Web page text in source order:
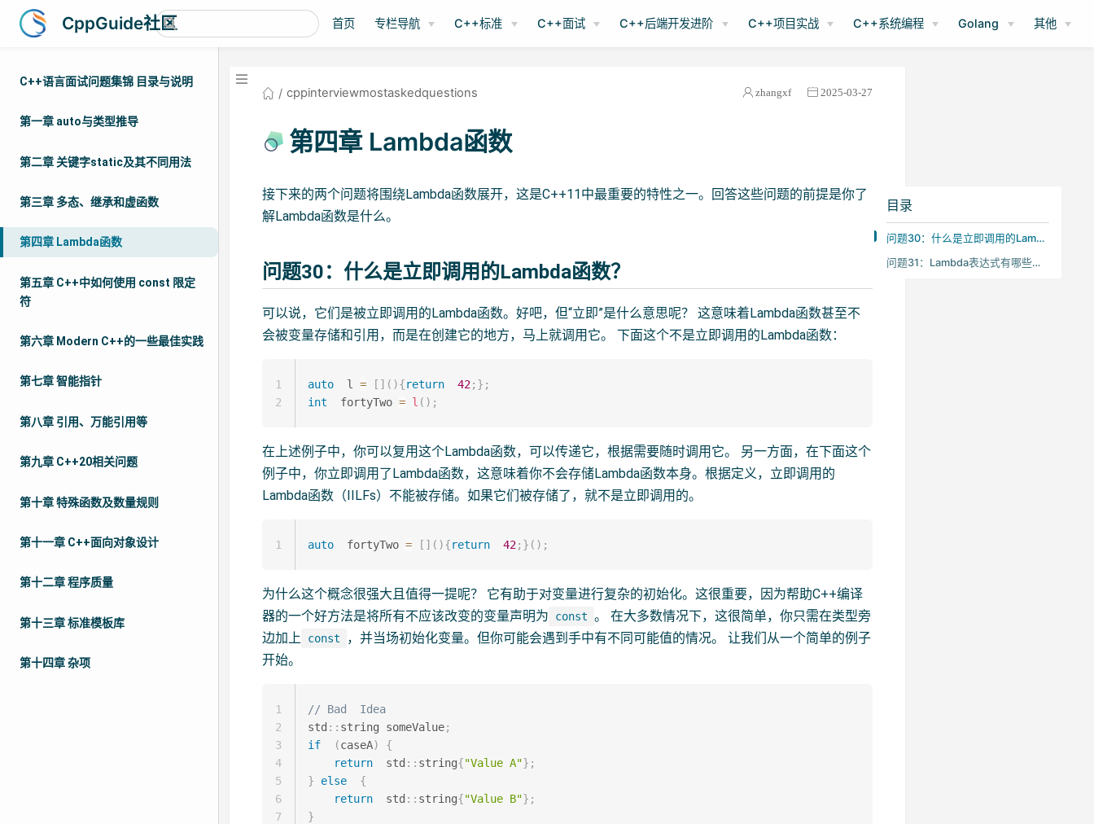
CppGuide社区 首页 专栏导航 C++标准 C++面试 C++后端开发进阶 C++项目实战 C++系统编程 Golang 其他
C++语言面试问题集锦 目录与说明
第一章 auto与类型推导
第二章 关键字static及其不同用法
第三章 多态、继承和虚函数
第四章 Lambda函数
第五章 C++中如何使用 const 限定
符
第六章 Modern C++的一些最佳实践
第七章 智能指针
第八章 引用、万能引用等
第九章 C++20相关问题
第十章 特殊函数及数量规则
第十一章 C++面向对象设计
第十二章 程序质量
第十三章 标准模板库
第十四章 杂项
cppinterviewmostaskedquestions zhangxf 2025-03-27
目录
问题30：什么是立即调用的Lambda函数？
问题31：Lambda表达式有哪些可用的捕获方式？
第四章 Lambda函数
接下来的两个问题将围绕Lambda函数展开，这是C++11中最重要的特性之一。回答这些问题的前提是你了
解Lambda函数是什么。
问题30：什么是立即调用的Lambda函数？
可以说，它们是被立即调用的Lambda函数。好吧，但“立即”是什么意思呢？ 这意味着Lambda函数甚至不
会被变量存储和引用，而是在创建它的地方，马上就调用它。 下面这个不是立即调用的Lambda函数：
auto
  l
= [ ] ( ){return 42; } ;
int
  fortyTwo
= l ( ) ;
1
2
在上述例子中，你可以复用这个Lambda函数，可以传递它，根据需要随时调用它。 另一方面，在下面这个
例子中，你立即调用了Lambda函数，这意味着你不会存储Lambda函数本身。根据定义，立即调用的
Lambda函数（IILFs）不能被存储。如果它们被存储了，就不是立即调用的。
auto
  fortyTwo
= [ ] ( ){return 42; } ( ) ;
1
为什么这个概念很强大且值得一提呢？ 它有助于对变量进行复杂的初始化。这很重要，因为帮助C++编译
器的一个好方法是将所有不应该改变的变量声明为
const 。 在大多数情况下，这很简单，你只需在类型旁
边加上
const
，并当场初始化变量。但你可能会遇到手中有不同可能值的情况。 让我们从一个简单的例子
开始。
// Bad  Idea
std :: string someValue;
if
(caseA)
{
return
  std
:: string{"Value A"} ;
}
else
{
return
  std
:: string{"Value B"} ;
}
1
2
3
4
5
6
7